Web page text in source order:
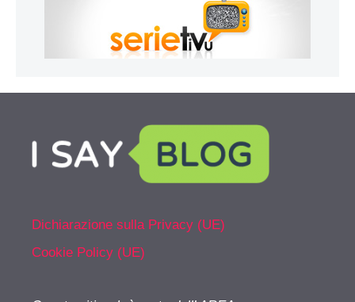
Dichiarazione sulla Privacy (UE)
Cookie Policy (UE)